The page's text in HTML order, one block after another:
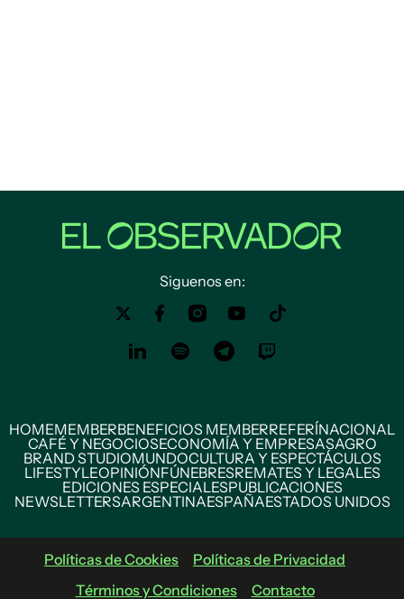
Siguenos en:
HOMEMEMBERBENEFICIOS MEMBERREFERÍNACIONAL
CAFÉ Y NEGOCIOSECONOMÍA Y EMPRESASAGRO
BRAND STUDIOMUNDOCULTURA Y ESPECTÁCULOS
LIFESTYLEOPINIÓNFÚNEBRESREMATES Y LEGALES
EDICIONES ESPECIALESPUBLICACIONES
NEWSLETTERSARGENTINAESPAÑAESTADOS UNIDOS
Políticas de Cookies
Políticas de Privacidad
Términos y Condiciones
Contacto